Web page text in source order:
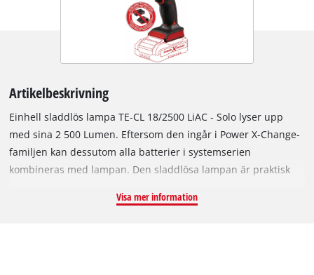
Artikelbeskrivning
Einhell sladdlös lampa TE-CL 18/2500 LiAC - Solo lyser upp
med sina 2 500 Lumen. Eftersom den ingår i Power X-Change-
familjen kan dessutom alla batterier i systemserien
kombineras med lampan. Den sladdlösa lampan är praktisk
byggarbetsplatser, vindar eller mörka hörn i verkstaden. God
Visa mer information